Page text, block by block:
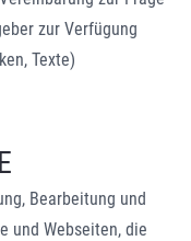
zur Verfügung
Texte)
Bearbeitung und
und Webseiten, die